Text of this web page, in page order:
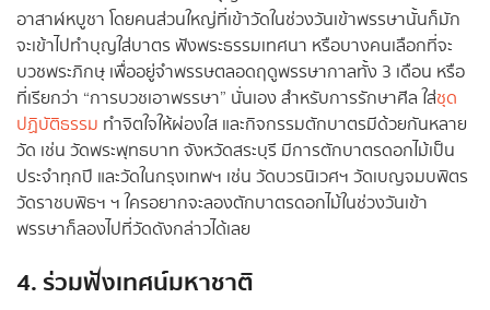
อาสาฬหบูชา โดยคนส่วนใหญ่ที่เข้าวัดในช่วงวันเข้าพรรษานั้นก็มัก
จะเข้าไปทำบุญใส่บาตร ฟังพระธรรมเทศนา หรือบางคนเลือกที่จะ
บวชพระภิกษุ เพื่ออยู่จำพรรษตลอดฤดูพรรษากาลทั้ง 3 เดือน หรือ
ที่เรียกว่า “การบวชเอาพรรษา” นั่นเอง สำหรับการรักษาศีล ใส่ชุด
ปฏิบัติธรรม ทำจิตใจให้ผ่องใส และกิจกรรมตักบาตรมีด้วยกันหลาย
วัด เช่น วัดพระพุทธบาท จังหวัดสระบุรี มีการตักบาตรดอกไม้เป็น
ประจำทุกปี และวัดในกรุงเทพฯ เช่น วัดบวรนิเวศฯ วัดเบญจมบพิตร
วัดราชบพิธฯ ฯ ใครอยากจะลองตักบาตรดอกไม้ในช่วงวันเข้า
พรรษาก็ลองไปที่วัดดังกล่าวได้เลย
4. ร่วมฟังเทศน์มหาชาติ